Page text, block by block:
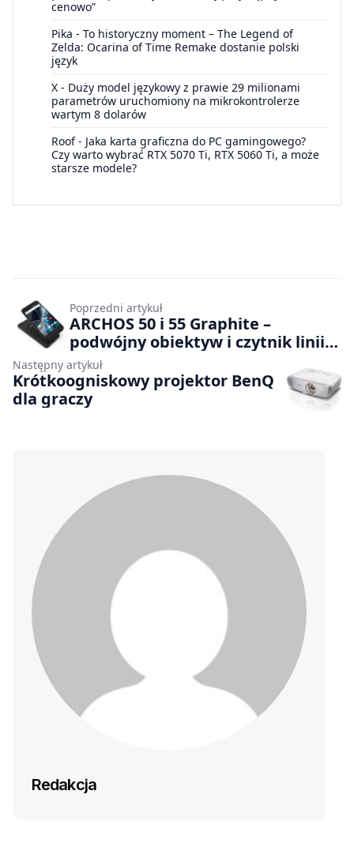
cenowo”
Pika - To historyczny moment – The Legend of
Zelda: Ocarina of Time Remake dostanie polski
język
X - Duży model językowy z prawie 29 milionami
parametrów uruchomiony na mikrokontrolerze
wartym 8 dolarów
Roof- Jaka karta graficzna do PC gamingowego?
Czy warto wybrać RTX 5070 Ti, RTX 5060 Ti, a może
starsze modele?
Poprzedni artykuł
ARCHOS 50 i 55 Graphite –
podwójny obiektyw i czytnik linii
papilarnych
Następny artykuł
Krótkoogniskowy projektor BenQ
dla graczy
Redakcja